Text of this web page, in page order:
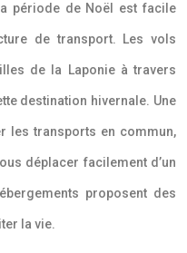
période de Noël est facile
de transport. Les vols
de la Laponie à travers
destination hivernale. Une
les transports en commun,
déplacer facilement d’un
proposent des
la vie.